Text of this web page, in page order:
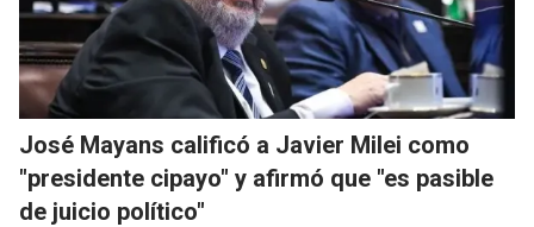
José Mayans calificó a Javier Milei como
"presidente cipayo" y afirmó que "es pasible
de juicio político"